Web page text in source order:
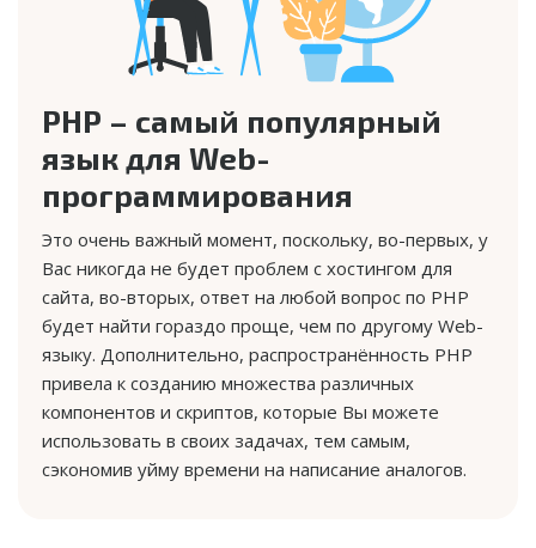
PHP – самый популярный
язык для Web-
программирования
Это очень важный момент, поскольку, во-первых, у
Вас никогда не будет проблем с хостингом для
сайта, во-вторых, ответ на любой вопрос по PHP
будет найти гораздо проще, чем по другому Web-
языку. Дополнительно, распространённость PHP
привела к созданию множества различных
компонентов и скриптов, которые Вы можете
использовать в своих задачах, тем самым,
сэкономив уйму времени на написание аналогов.